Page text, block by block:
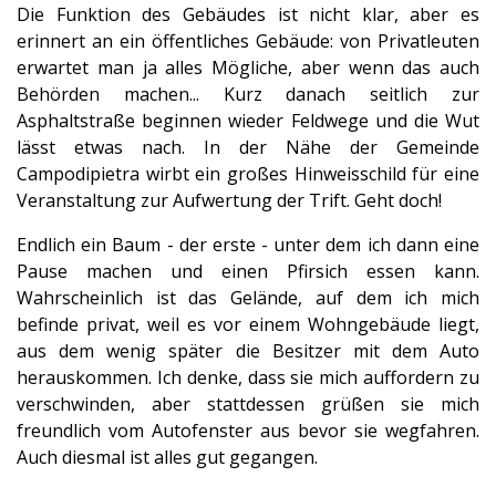
Die Funktion des Gebäudes ist nicht klar, aber es
erinnert an ein öffentliches Gebäude: von Privatleuten
erwartet man ja alles Mögliche, aber wenn das auch
Behörden machen... Kurz danach seitlich zur
Asphaltstraße beginnen wieder Feldwege und die Wut
lässt etwas nach. In der Nähe der Gemeinde
Campodipietra wirbt ein großes Hinweisschild für eine
Veranstaltung zur Aufwertung der Trift. Geht doch!
Endlich ein Baum - der erste - unter dem ich dann eine
Pause machen und einen Pfirsich essen kann.
Wahrscheinlich ist das Gelände, auf dem ich mich
befinde privat, weil es vor einem Wohngebäude liegt,
aus dem wenig später die Besitzer mit dem Auto
herauskommen. Ich denke, dass sie mich auffordern zu
verschwinden, aber stattdessen grüßen sie mich
freundlich vom Autofenster aus bevor sie wegfahren.
Auch diesmal ist alles gut gegangen.